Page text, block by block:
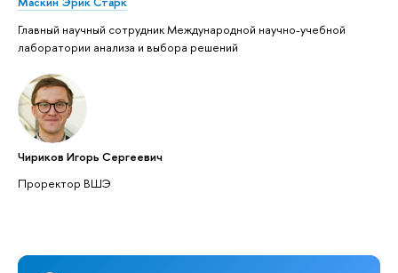
Главный научный сотрудник Международной научно-учебной
лаборатории анализа и выбора решений
Чириков Игорь Сергеевич
Проректор ВШЭ